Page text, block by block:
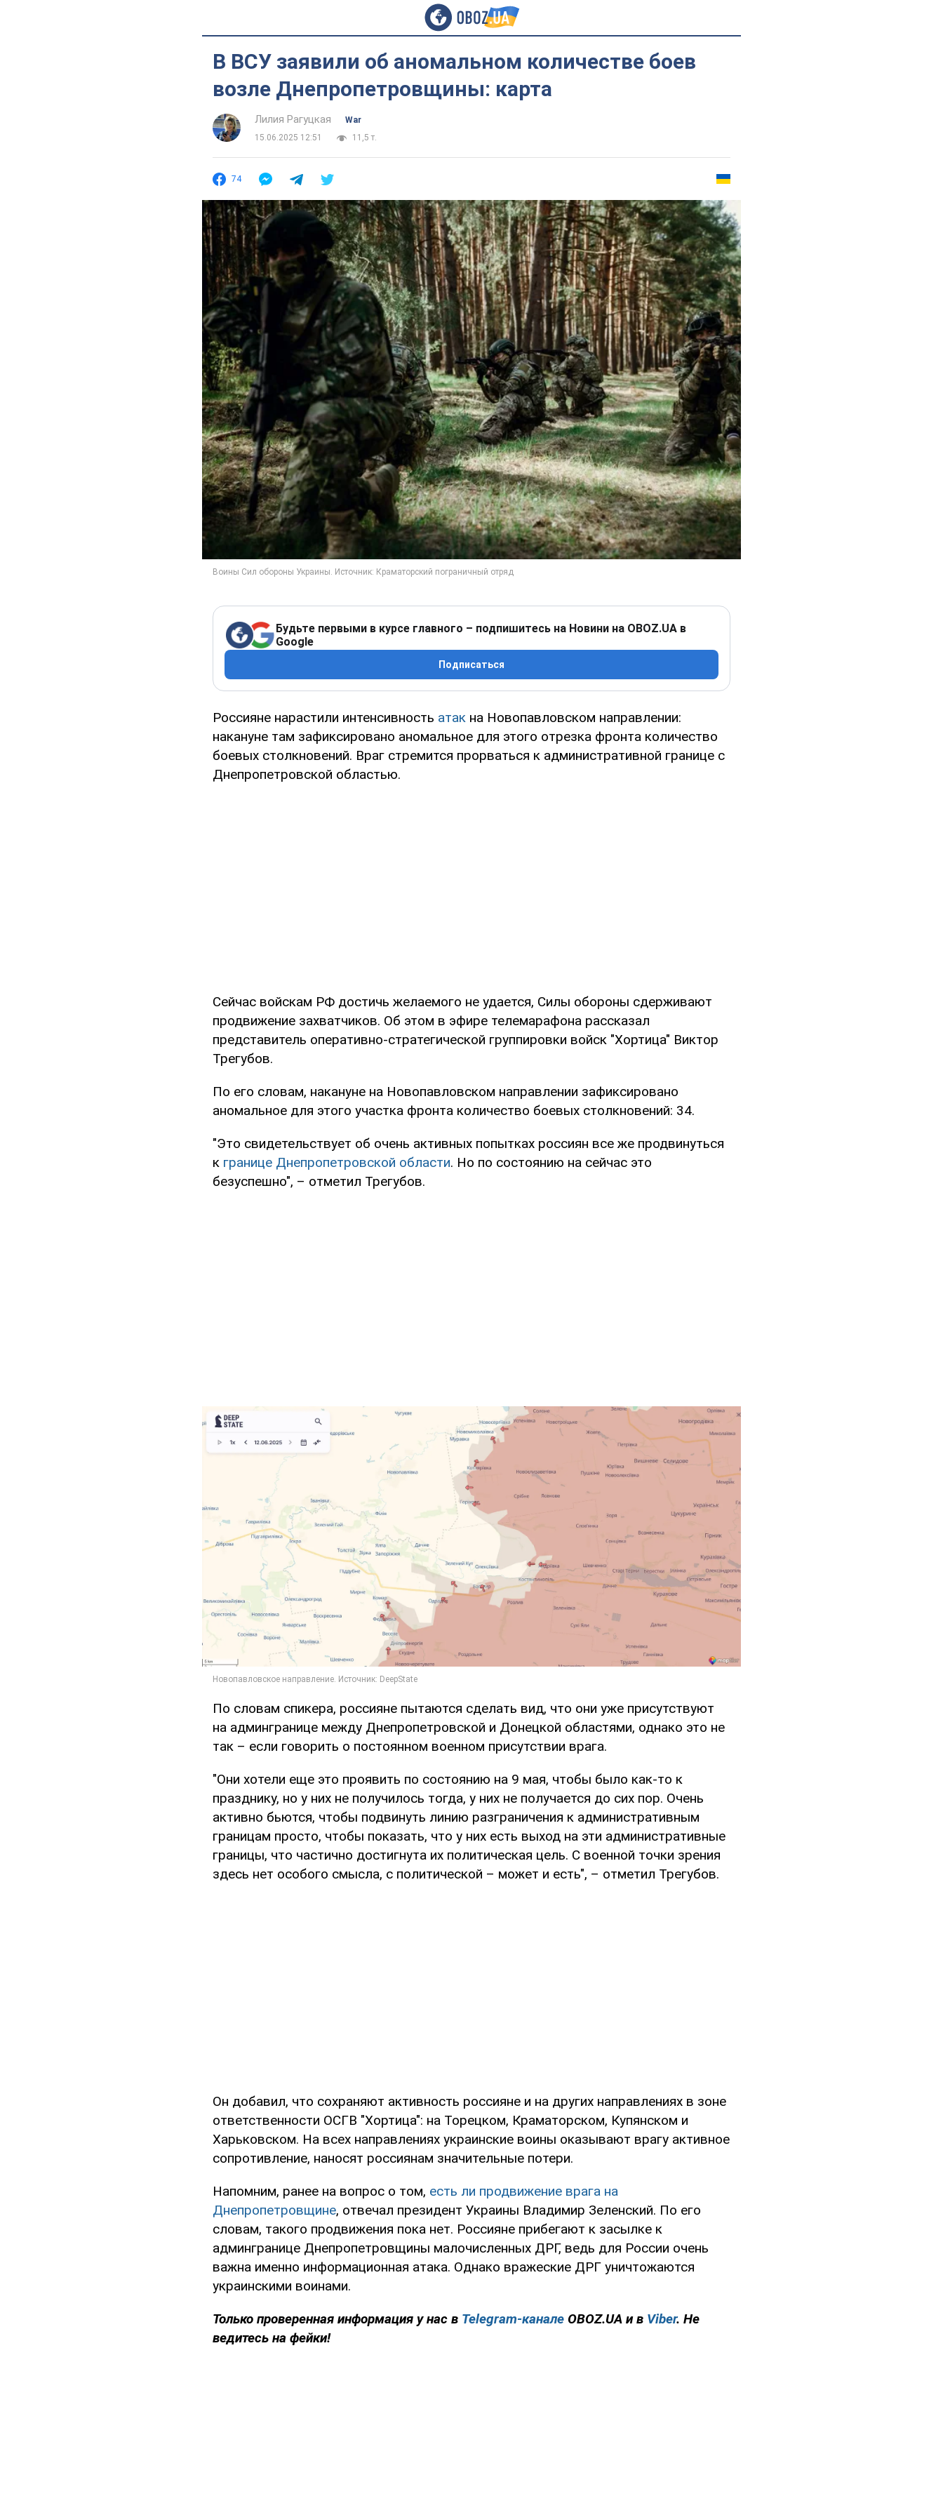
В ВСУ заявили об аномальном количестве боев
возле Днепропетровщины: карта
Лилия Рагуцкая
War
15.06.2025 12:51
11,5 т.
74
Будьте первыми в курсе главного – подпишитесь на Новини на OBOZ.UA в
Google
Подписаться
Россияне нарастили интенсивность атак на Новопавловском направлении:
накануне там зафиксировано аномальное для этого отрезка фронта количество
боевых столкновений. Враг стремится прорваться к административной границе с
Днепропетровской областью.
Сейчас войскам РФ достичь желаемого не удается, Силы обороны сдерживают
продвижение захватчиков. Об этом в эфире телемарафона рассказал
представитель оперативно-стратегической группировки войск "Хортица" Виктор
Трегубов.
По его словам, накануне на Новопавловском направлении зафиксировано
аномальное для этого участка фронта количество боевых столкновений: 34.
"Это свидетельствует об очень активных попытках россиян все же продвинуться
к границе Днепропетровской области. Но по состоянию на сейчас это
безуспешно", – отметил Трегубов.
По словам спикера, россияне пытаются сделать вид, что они уже присутствуют
на админгранице между Днепропетровской и Донецкой областями, однако это не
так – если говорить о постоянном военном присутствии врага.
"Они хотели еще это проявить по состоянию на 9 мая, чтобы было как-то к
празднику, но у них не получилось тогда, у них не получается до сих пор. Очень
активно бьются, чтобы подвинуть линию разграничения к административным
границам просто, чтобы показать, что у них есть выход на эти административные
границы, что частично достигнута их политическая цель. С военной точки зрения
здесь нет особого смысла, с политической – может и есть", – отметил Трегубов.
Он добавил, что сохраняют активность россияне и на других направлениях в зоне
ответственности ОСГВ "Хортица": на Торецком, Краматорском, Купянском и
Харьковском. На всех направлениях украинские воины оказывают врагу активное
сопротивление, наносят россиянам значительные потери.
Напомним, ранее на вопрос о том, есть ли продвижение врага на
Днепропетровщине, отвечал президент Украины Владимир Зеленский. По его
словам, такого продвижения пока нет. Россияне прибегают к засылке к
админгранице Днепропетровщины малочисленных ДРГ, ведь для России очень
важна именно информационная атака. Однако вражеские ДРГ уничтожаются
украинскими воинами.
Только проверенная информация у нас в Telegram-канале OBOZ.UA и в Viber. Не
ведитесь на фейки!